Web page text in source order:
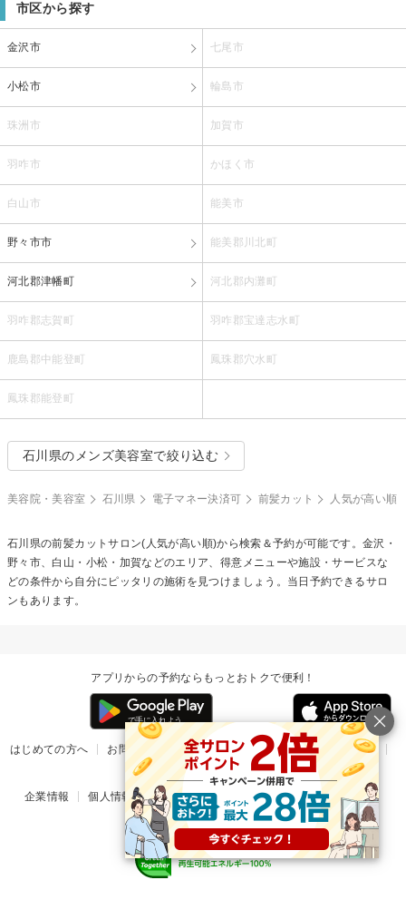
市区から探す
金沢市 七尾市
小松市 輪島市
珠洲市 加賀市
羽咋市 かほく市
白山市 能美市
野々市市 能美郡川北町
河北郡津幡町 河北郡内灘町
羽咋郡志賀町 羽咋郡宝達志水町
鹿島郡中能登町 鳳珠郡穴水町
鳳珠郡能登町
石川県のメンズ美容室で絞り込む
美容院・美容室 石川県 電子マネー決済可 前髪カット 人気が高い順
石川県の前髪カットサロン(人気が高い順)から検索＆予約が可能です。金沢・
野々市、白山・小松・加賀などのエリア、得意メニューや施設・サービスな
どの条件から自分にピッタリの施術を見つけましょう。当日予約できるサロ
ンもあります。
アプリからの予約ならもっとおトクで便利！
はじめての方へ お問い合わせ ヘルプ リリース情報
利用規約
掲載ご希望のサロン様
企業情報 個人情報保護方針 楽天のサービス一覧 アプリ一覧
© Rakuten Group, Inc.